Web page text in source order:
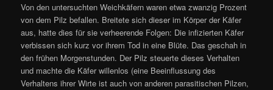
Von den untersuchten Weichkäfern waren etwa zwanzig Prozent
von dem Pilz befallen. Breitete sich dieser im Körper der Käfer
aus, hatte dies für sie verheerende Folgen: Die infizierten Käfer
verbissen sich kurz vor ihrem Tod in eine Blüte. Das geschah in
den frühen Morgenstunden. Der Pilz steuerte dieses Verhalten
und machte die Käfer willenlos (eine Beeinflussung des
Verhaltens ihrer Wirte ist auch von anderen parasitischen Pilzen,